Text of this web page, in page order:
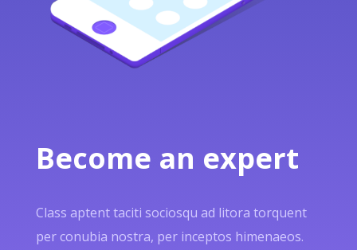
Become an expert
Class aptent taciti sociosqu ad litora torquent
per conubia nostra, per inceptos himenaeos.